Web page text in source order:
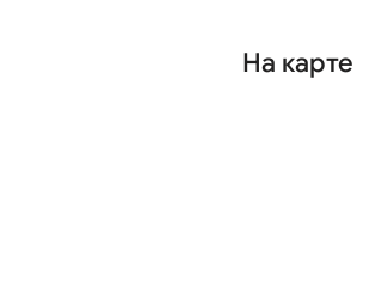
На карте